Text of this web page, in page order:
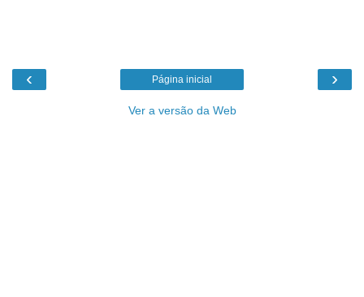
‹ ›
Página inicial
Ver a versão da Web